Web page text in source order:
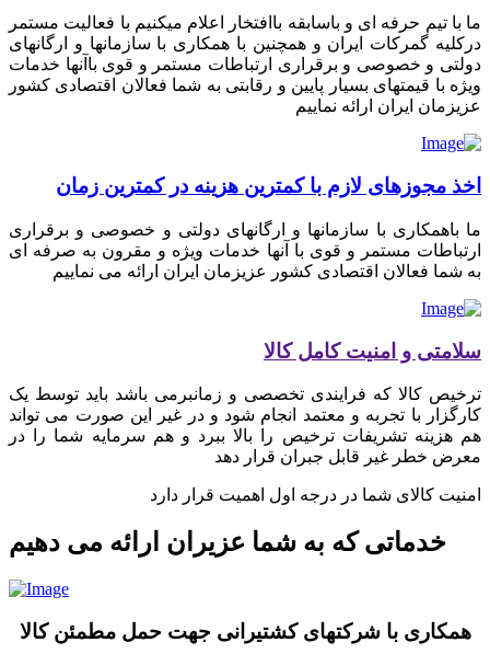
ما با تیم حرفه ای و باسابقه باافتخار اعلام میکنیم با فعالیت مستمر
درکلیه گمرکات ایران و همچنین با همکاری با سازمانها و ارگانهای
دولتی و خصوصی و برقراری ارتباطات مستمر و قوی باآنها خدمات
ویژه با قیمتهای بسیار پایین و رقابتی به شما فعالان اقتصادی کشور
عزیزمان ایران ارائه نماییم
اخذ مجوزهای لازم با کمترین هزینه در کمترین زمان
ما باهمکاری با سازمانها و ارگانهای دولتی و خصوصی و برقراری
ارتباطات مستمر و قوی با آنها خدمات ویژه و مقرون به صرفه ای
به شما فعالان اقتصادی کشور عزیزمان ایران ارائه می نماییم
سلامتی و امنیت کامل کالا
ترخیص کالا که فرایندی تخصصی و زمانبرمی باشد باید توسط یک
کارگزار با تجربه و معتمد انجام شود و در غیر این صورت می تواند
هم هزینه تشریفات ترخیص را بالا ببرد و هم سرمایه شما را در
معرض خطر غیر قابل جبران قرار دهد
امنیت کالای شما در درجه اول اهمیت قرار دارد
خدماتی که به شما عزیران ارائه می دهیم
همکاری با شرکتهای کشتیرانی جهت حمل مطمئن کالا